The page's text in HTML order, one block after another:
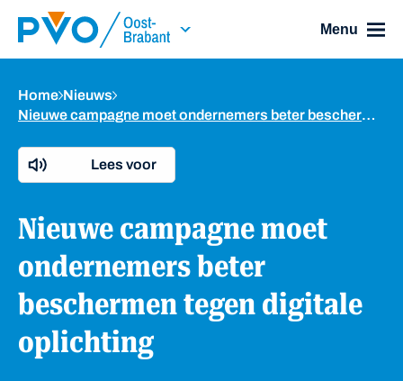
Skip Navigation or Skip to Content
Menu
Home
Nieuws
Nieuwe campagne moet ondernemers beter beschermen tegen digitale oplichting
Lees voor
Nieuwe campagne moet
ondernemers beter
beschermen tegen digitale
oplichting